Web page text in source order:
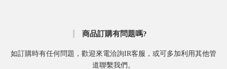
商品訂購有問題嗎?
如訂購時有任何問題，歡迎來電洽詢IR客服，或可多加利用其他管
道聯繫我們。